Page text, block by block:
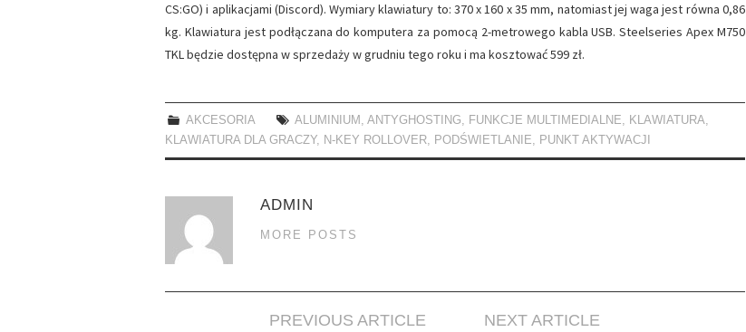
CS:GO) i aplikacjami (Discord). Wymiary klawiatury to: 370 x 160 x 35 mm, natomiast jej waga jest równa 0,86
kg. Klawiatura jest podłączana do komputera za pomocą 2-metrowego kabla USB. Steelseries Apex M750
TKL będzie dostępna w sprzedaży w grudniu tego roku i ma kosztować 599 zł.
AKCESORIA ALUMINIUM ,ANTYGHOSTING, FUNKCJE MULTIMEDIALNE, KLAWIATURA,
KLAWIATURA DLA GRACZY, N-KEY ROLLOVER, PODŚWIETLANIE, PUNKT AKTYWACJI
ADMIN
MORE POSTS
PREVIOUS ARTICLE NEXT ARTICLE